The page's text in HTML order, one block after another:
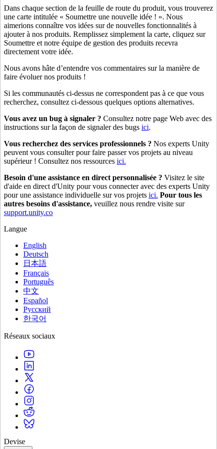
Dans chaque section de la feuille de route du produit, vous trouverez
une carte intitulée « Soumettre une nouvelle idée ! ». Nous
aimerions connaître vos idées sur de nouvelles fonctionnalités à
ajouter à nos produits. Remplissez simplement la carte, cliquez sur
Soumettre et notre équipe de gestion des produits recevra
directement votre idée.
Nous avons hâte d’entendre vos commentaires sur la manière de
faire évoluer nos produits !
Si les communautés ci-dessus ne correspondent pas à ce que vous
recherchez, consultez ci-dessous quelques options alternatives.
Vous avez un bug à signaler ? Consultez notre page Web avec des
instructions sur la façon de signaler des bugs ici.
Vous recherchez des services professionnels ? Nos experts Unity
peuvent vous consulter pour faire passer vos projets au niveau
supérieur ! Consultez nos ressources ici.
Besoin d'une assistance en direct personnalisée ? Visitez le site
d'aide en direct d'Unity pour vous connecter avec des experts Unity
pour une assistance individuelle sur vos projets ici. Pour tous les
autres besoins d'assistance, veuillez nous rendre visite sur
support.unity.co
Langue
English
Deutsch
日本語
Français
Português
中文
Español
Русский
한국어
Réseaux sociaux
Devise